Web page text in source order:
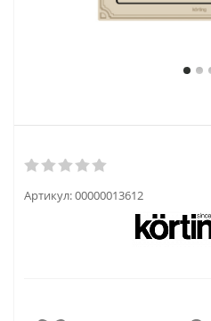
Артикул:00000013612